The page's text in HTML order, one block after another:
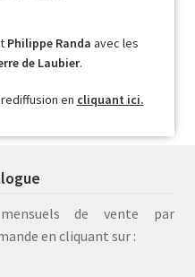
Philippe Randa avec les
de Laubier.
en cliquant ici.
de vente par
en cliquant sur :